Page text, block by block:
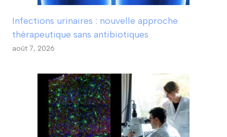
Infections urinaires : nouvelle approche
thérapeutique sans antibiotiques
août 7, 2026